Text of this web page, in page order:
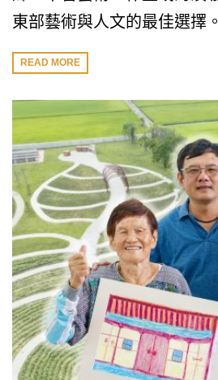
東部藝術與人文的最佳選擇。
READ MORE